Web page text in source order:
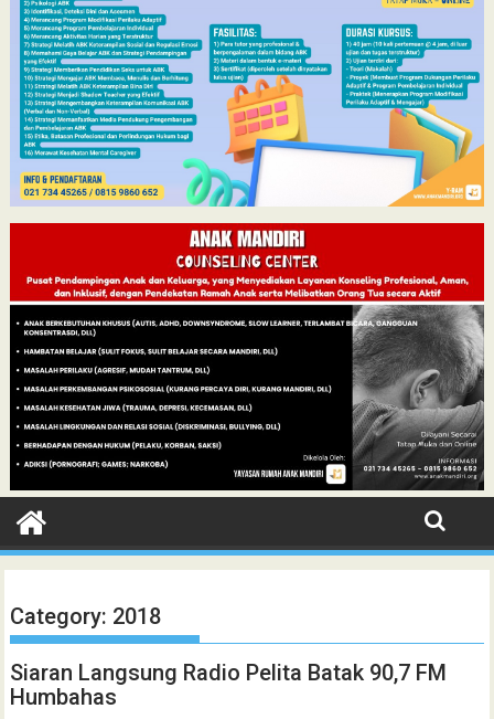
Category: 2018
Siaran Langsung Radio Pelita Batak 90,7 FM
Humbahas